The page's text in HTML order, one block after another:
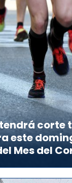
corte
este
Mes del